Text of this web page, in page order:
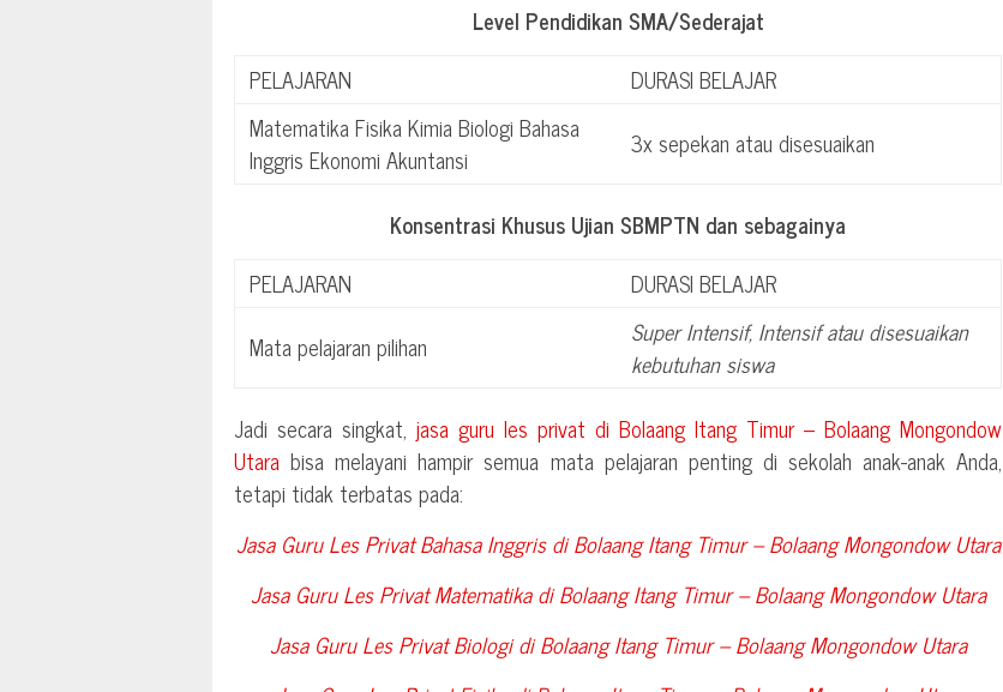
Level Pendidikan SMA/Sederajat
PELAJARAN
DURASI BELAJAR
Matematika Fisika Kimia Biologi Bahasa
Inggris Ekonomi Akuntansi
3x sepekan atau disesuaikan
Konsentrasi Khusus Ujian SBMPTN dan sebagainya
PELAJARAN
DURASI BELAJAR
Mata pelajaran pilihan
Super Intensif, Intensif atau disesuaikan
kebutuhan siswa
Jadi secara singkat,jasa guru les privat diBolaang Itang Timur – Bolaang Mongondow
Utara bisa melayani hampir semua mata pelajaran penting di sekolah anak-anak Anda,
tetapi tidak terbatas pada:
Jasa Guru Les Privat Bahasa Inggris diBolaang Itang Timur – Bolaang Mongondow Utara
Jasa Guru Les Privat Matematika diBolaang Itang Timur – Bolaang Mongondow Utara
Jasa Guru Les Privat Biologi diBolaang Itang Timur – Bolaang Mongondow Utara